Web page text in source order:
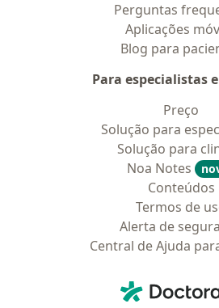
Perguntas
Aplicações
Blog para
Para especialistas
Preço
Solução para
Solução para
Noa Notes
Conteúdos
Termos de
Alerta de
Central de Ajuda